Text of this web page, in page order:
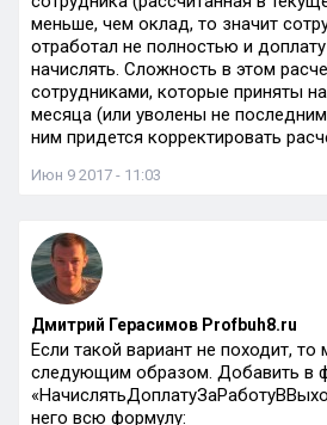
меньше, чем оклад, то значит
отработал не полностью и
начислять. Сложность в этом
сотрудниками, которые приняты
месяца (или уволены не
ним придется корректировать
Июн 9 2017 - 11:03
Дмитрий Герасимов Profbuh8.ru
Если такой вариант не походит,
следующим образом. Добавить в
него всю формулу: